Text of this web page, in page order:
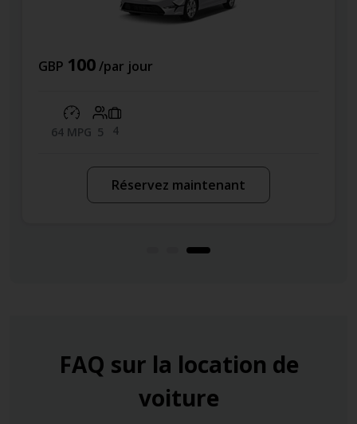
GBP 100/par jour
64 MPG 5 4
Réservez maintenant
FAQ sur la location de
voiture